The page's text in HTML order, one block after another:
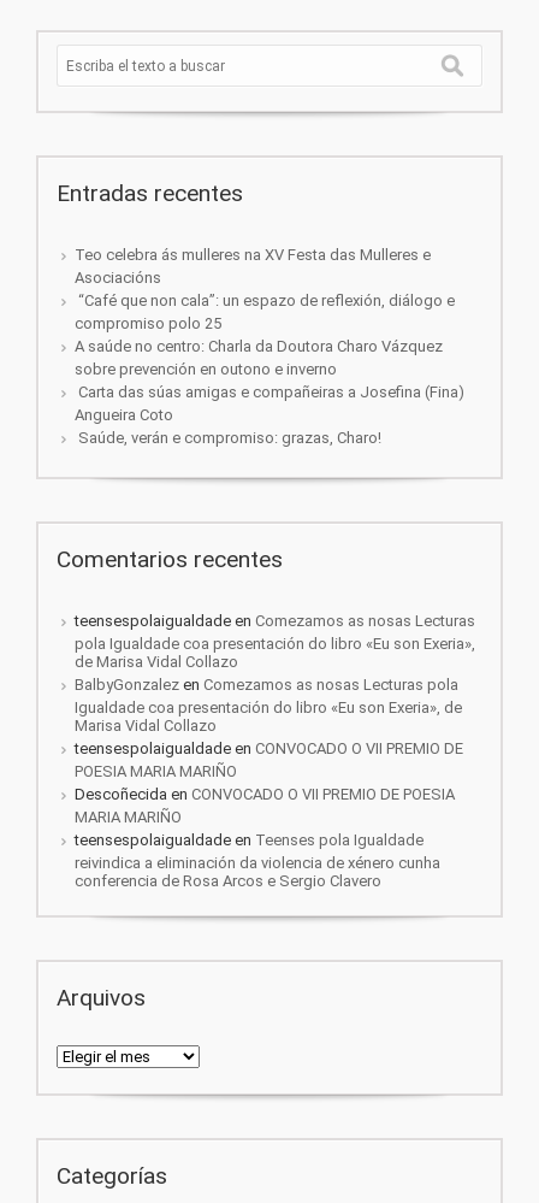
Entradas recentes
Teo celebra ás mulleres na XV Festa das Mulleres e
Asociacións
“Café que non cala”: un espazo de reflexión, diálogo e
compromiso polo 25
A saúde no centro: Charla da Doutora Charo Vázquez
sobre prevención en outono e inverno
Carta das súas amigas e compañeiras a Josefina (Fina)
Angueira Coto
Saúde, verán e compromiso: grazas, Charo!
Comentarios recentes
teensespolaigualdade en Comezamos as nosas Lecturas
pola Igualdade coa presentación do libro «Eu son Exeria»,
de Marisa Vidal Collazo
BalbyGonzalez en Comezamos as nosas Lecturas pola
Igualdade coa presentación do libro «Eu son Exeria», de
Marisa Vidal Collazo
teensespolaigualdade en CONVOCADO O VII PREMIO DE
POESIA MARIA MARIÑO
Descoñecida en CONVOCADO O VII PREMIO DE POESIA
MARIA MARIÑO
teensespolaigualdade en Teenses pola Igualdade
reivindica a eliminación da violencia de xénero cunha
conferencia de Rosa Arcos e Sergio Clavero
Arquivos
Arquivos
Categorías